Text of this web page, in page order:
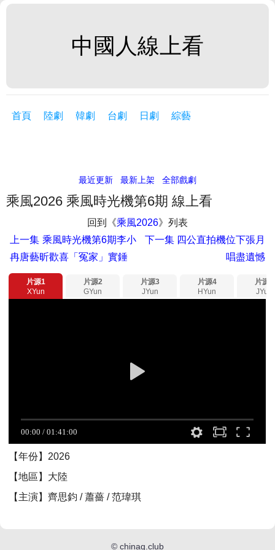
中國人線上看
首頁 陸劇 韓劇 台劇 日劇 綜藝
最近更新 最新上架 全部戲劇
乘風2026 乘風時光機第6期 線上看
回到《乘風2026》列表
上一集 乘風時光機第6期李小
冉唐藝昕歡喜「冤家」實錘
下一集四公直拍機位下張月
唱盡遺憾
片源1
XYun
片源2
GYun
片源3
JYun
片源4
HYun
片源5
JYun
【年份】2026
【地區】大陸
【主演】齊思鈞 / 蕭薔 / 范瑋琪
© chinaq.club